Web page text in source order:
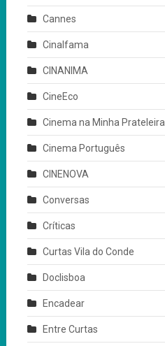
Cannes
Cinalfama
CINANIMA
CineEco
Cinema na Minha Prateleira
Cinema Português
CINENOVA
Conversas
Críticas
Curtas Vila do Conde
Doclisboa
Encadear
Entre Curtas